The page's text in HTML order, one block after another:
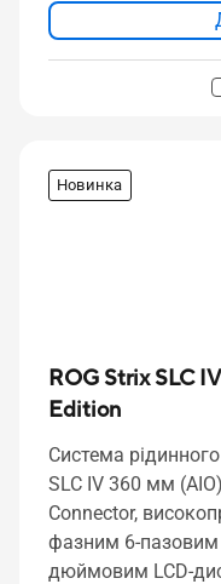
Новинка
ROG Strix SLC
Edition
Система
SLC IV 360 мм
Connector,
фазним 6-
дюймовим LCD-